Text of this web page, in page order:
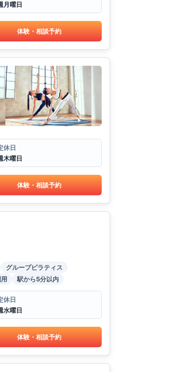
月曜日
体験・相談予約
休日
木曜日
体験・相談予約
グループピラティス
駅から5分以内
休日
水曜日
体験・相談予約